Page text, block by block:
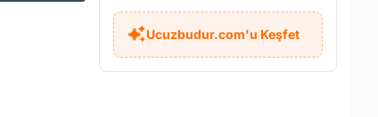
Ucuzbudur.com'u Keşfet